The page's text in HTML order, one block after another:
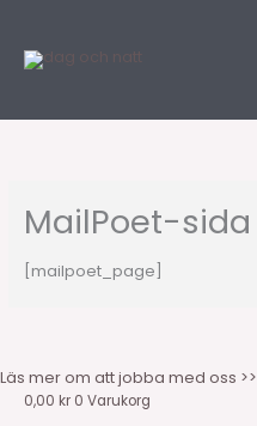
innehåll
MailPoet-sida
[mailpoet_page]
Läs mer om att jobba med oss >>
0,00 kr 0 Varukorg